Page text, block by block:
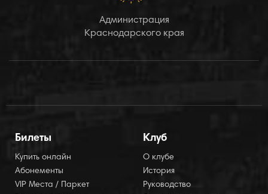
Администрация
Краснодарского края
Билеты
Купить онлайн
Абонементы
VIP Места / Паркет
Клуб
О клубе
История
Руководство